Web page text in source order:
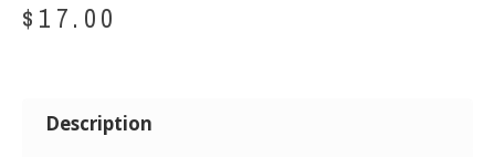
$ 17.00
Description